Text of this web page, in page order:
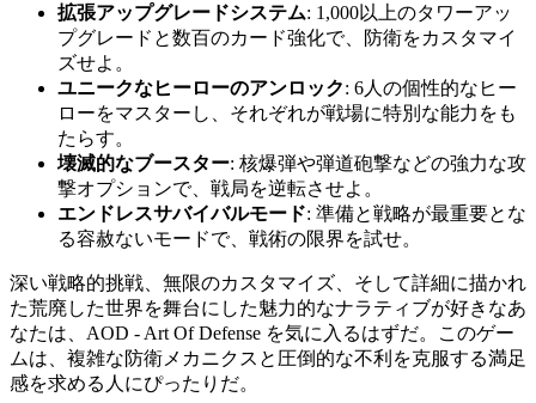
拡張アップグレードシステム: 1,000以上のタワーアッ
プグレードと数百のカード強化で、防衛をカスタマイ
ズせよ。
ユニークなヒーローのアンロック: 6人の個性的なヒー
ローをマスターし、それぞれが戦場に特別な能力をも
たらす。
壊滅的なブースター: 核爆弾や弾道砲撃などの強力な攻
撃オプションで、戦局を逆転させよ。
エンドレスサバイバルモード: 準備と戦略が最重要とな
る容赦ないモードで、戦術の限界を試せ。
深い戦略的挑戦、無限のカスタマイズ、そして詳細に描かれ
た荒廃した世界を舞台にした魅力的なナラティブが好きなあ
なたは、AOD - Art Of Defense を気に入るはずだ。このゲー
ムは、複雑な防衛メカニクスと圧倒的な不利を克服する満足
感を求める人にぴったりだ。